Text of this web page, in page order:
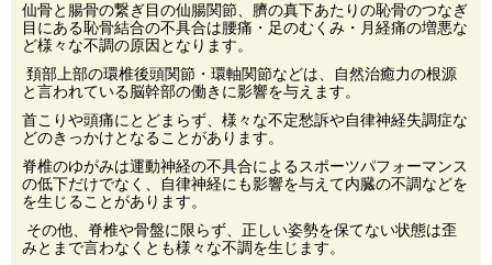
仙骨と腸骨の繋ぎ目の仙腸関節、臍の真下あたりの恥骨のつなぎ
目にある恥骨結合の不具合は腰痛・足のむくみ・月経痛の増悪な
ど様々な不調の原因となります。
頚部上部の環椎後頭関節・環軸関節などは、自然治癒力の根源
と言われている脳幹部の働きに影響を与えます。
首こりや頭痛にとどまらず、様々な不定愁訴や自律神経失調症な
どのきっかけとなることがあります。
脊椎のゆがみは運動神経の不具合によるスポーツパフォーマンス
の低下だけでなく、自律神経にも影響を与えて内臓の不調などを
を生じることがあります。
その他、脊椎や骨盤に限らず、正しい姿勢を保てない状態は歪
みとまで言わなくとも様々な不調を生じます。